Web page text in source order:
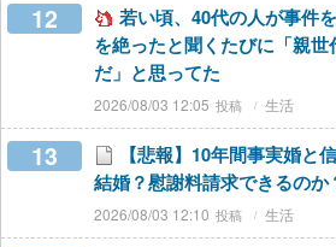
12
若い頃、40代の人が事件
を絶ったと聞くたびに「親
だ」と思ってた
2026/08/03 12:05 生活
13
【悲報】10年間事実婚と
結婚？慰謝料請求できるのか
2026/08/03 12:10 生活